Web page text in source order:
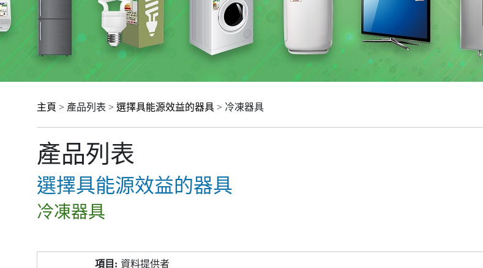
主頁 > 產品列表 > 選擇具能源效益的器具 > 冷凍器具
產品列表
選擇具能源效益的器具
冷凍器具
資料提供者